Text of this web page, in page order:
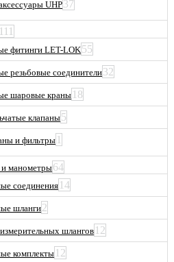
UHP37
111
фитинги LET-LOK55
резьбовые соединители32
шаровые краны 18
клапаны5
и фильтры 1
и манометры64
соединения 14
шланги2
шлангов 12
комплекты 12